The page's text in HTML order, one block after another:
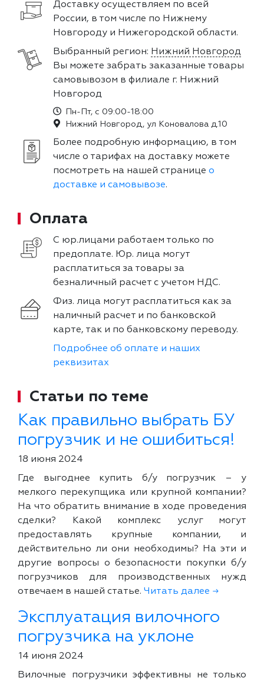
Доставку осуществляем по всей
России, в том числе по Нижнему
Новгороду и Нижегородской области.
Выбранный регион: Нижний Новгород
Вы можете забрать заказанные товары
самовывозом в филиале г. Нижний
Новгород
Пн-Пт, с 09:00-18:00
Нижний Новгород, ул Коновалова д.10
Более подробную информацию, в том
числе о тарифах на доставку можете
посмотреть на нашей странице о
доставке и самовывозе.
Оплата
С юр.лицами работаем только по
предоплате. Юр. лица могут
расплатиться за товары за
безналичный расчет с учетом НДС.
Физ. лица могут расплатиться как за
наличный расчет и по банковской
карте, так и по банковскому переводу.
Подробнее об оплате и наших
реквизитах
Статьи по теме
Как правильно выбрать БУ
погрузчик и не ошибиться!
18 июня 2024
Где выгоднее купить б/у погрузчик – у
мелкого перекупщика или крупной компании?
На что обратить внимание в ходе проведения
сделки? Какой комплекс услуг могут
предоставлять крупные компании, и
действительно ли они необходимы? На эти и
другие вопросы о безопасности покупки б/у
погрузчиков для производственных нужд
отвечаем в нашей статье. Читать далее →
Эксплуатация вилочного
погрузчика на уклоне
14 июня 2024
Вилочные погрузчики эффективны не только